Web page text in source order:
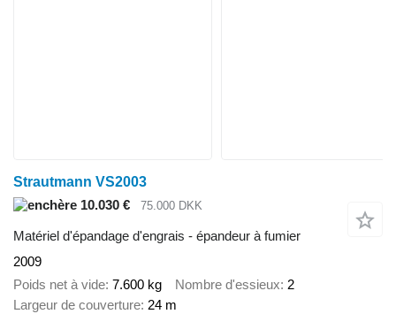
Strautmann VS2003
10.030 €
75.000 DKK
Matériel d'épandage d'engrais - épandeur à fumier
2009
Poids net à vide 7.600 kg Nombre d'essieux 2
Largeur de couverture 24 m